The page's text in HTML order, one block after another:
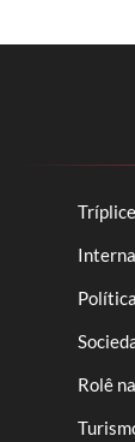
Política
Rolê